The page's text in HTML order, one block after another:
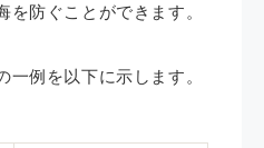
防ぐことができます。
一例を以下に示します。